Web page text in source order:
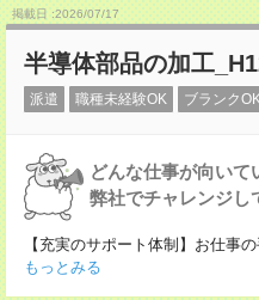
掲載日 :2026/07/17
半導体部品の加工
派遣 職種未経験OK ブランク
どんな仕事が向いて
弊社でチャレンジし
【充実のサポート体制】お仕事
もっとみる